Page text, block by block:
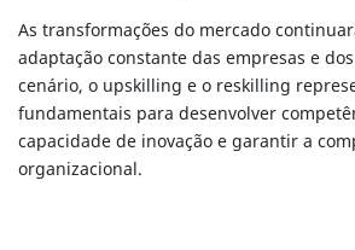
As transformações do mercado
adaptação constante das empresas e
cenário, o upskilling e o reskilling
fundamentais para desenvolver
capacidade de inovação e garantir a
organizacional.